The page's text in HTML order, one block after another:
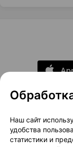
О
Размещение
Наш сайт
удобства
статистики и